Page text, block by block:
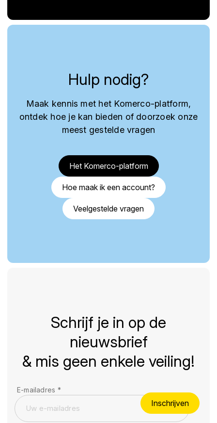
Hulp nodig?
Maak kennis met het Komerco-platform,
ontdek hoe je kan bieden of doorzoek onze
meest gestelde vragen
Het Komerco-platform
Hoe maak ik een account?
Veelgestelde vragen
Schrijf je in op de
nieuwsbrief
& mis geen enkele veiling!
E-mailadres *
Inschrijven